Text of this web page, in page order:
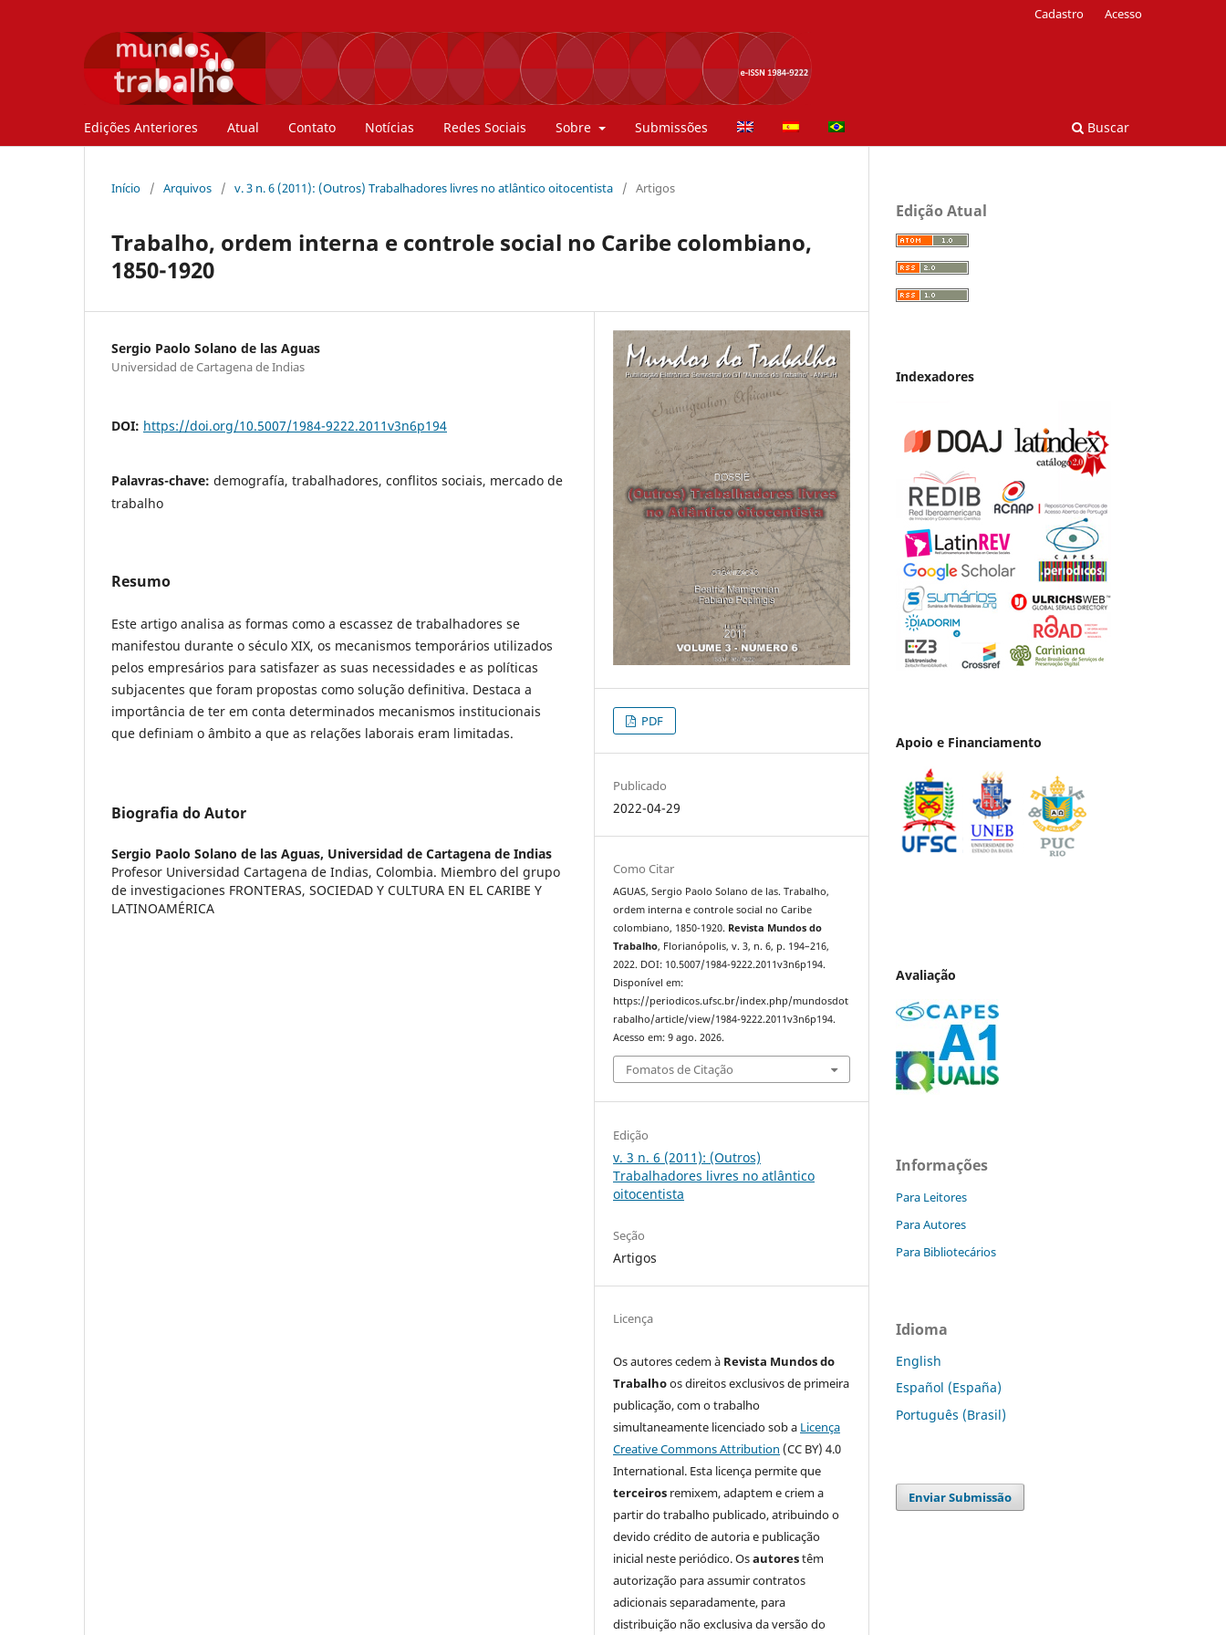
Edições Anteriores Atual Contato Notícias Redes Sociais Sobre Submissões Buscar
Cadastro Acesso
Início / Arquivos / v. 3 n. 6 (2011): (Outros) Trabalhadores livres no atlântico oitocentista / Artigos
Trabalho, ordem interna e controle social no Caribe colombiano,
1850-1920
Sergio Paolo Solano de las Aguas
Universidad de Cartagena de Indias
DOI: https://doi.org/10.5007/1984-9222.2011v3n6p194
Palavras-chave: demografía, trabalhadores, conflitos sociais, mercado de
trabalho
Resumo
Este artigo analisa as formas como a escassez de trabalhadores se
manifestou durante o século XIX, os mecanismos temporários utilizados
pelos empresários para satisfazer as suas necessidades e as políticas
subjacentes que foram propostas como solução definitiva. Destaca a
importância de ter em conta determinados mecanismos institucionais
que definiam o âmbito a que as relações laborais eram limitadas.
Biografia do Autor
Sergio Paolo Solano de las Aguas, Universidad de Cartagena de Indias
Profesor Universidad Cartagena de Indias, Colombia. Miembro del grupo
de investigaciones FRONTERAS, SOCIEDAD Y CULTURA EN EL CARIBE Y
LATINOAMÉRICA
PDF
Publicado
2022-04-29
Como Citar
AGUAS, Sergio Paolo Solano de las. Trabalho,
ordem interna e controle social no Caribe
colombiano, 1850-1920. Revista Mundos do
Trabalho, Florianópolis, v. 3, n. 6, p. 194–216,
2022. DOI: 10.5007/1984-9222.2011v3n6p194.
Disponível em:
https://periodicos.ufsc.br/index.php/mundosdot
rabalho/article/view/1984-9222.2011v3n6p194.
Acesso em: 9 ago. 2026.
Fomatos de Citação
Edição
v. 3 n. 6 (2011): (Outros)
Trabalhadores livres no atlântico
oitocentista
Seção
Artigos
Licença
Os autores cedem à Revista Mundos do
Trabalhoos direitos exclusivos de primeira
publicação, com o trabalho
simultaneamente licenciado sob a Licença
Creative Commons Attribution (CC BY) 4.0
International. Esta licença permite que
terceiros remixem, adaptem e criem a
partir do trabalho publicado, atribuindo o
devido crédito de autoria e publicação
inicial neste periódico. Osautorestêm
autorização para assumir contratos
adicionais separadamente, para
distribuição não exclusiva da versão do
Edição Atual
Indexadores
Apoio e Financiamento
Avaliação
Informações
Para Leitores
Para Autores
Para Bibliotecários
Idioma
English
Español (España)
Português (Brasil)
Enviar Submissão